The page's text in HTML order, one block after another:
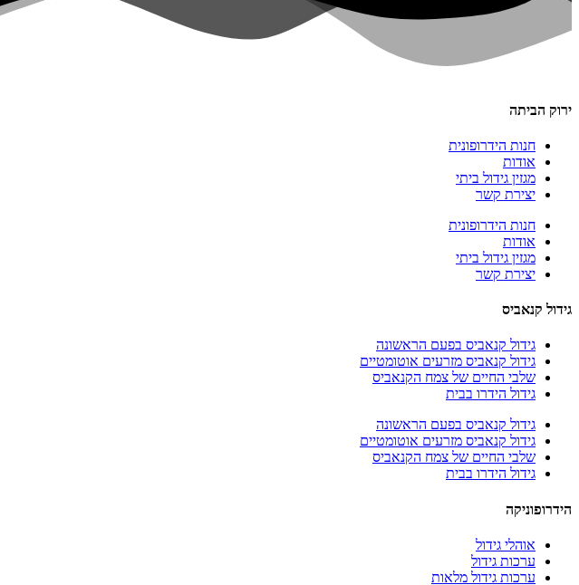
ירוק הביתה
חנות הידרופונית
אודות
מגזין גידול ביתי
יצירת קשר
חנות הידרופונית
אודות
מגזין גידול ביתי
יצירת קשר
גידול קנאביס
גידול קנאביס בפעם הראשונה
גידול קנאביס מזרעים אוטומטיים
שלבי החיים של צמח הקנאביס
גידול הידרו בבית
גידול קנאביס בפעם הראשונה
גידול קנאביס מזרעים אוטומטיים
שלבי החיים של צמח הקנאביס
גידול הידרו בבית
הידרופוניקה
אוהלי גידול
ערכות גידול
ערכות גידול מלאות